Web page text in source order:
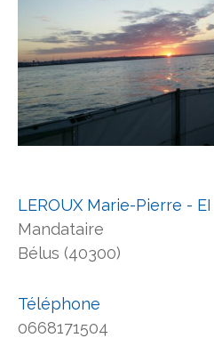
LEROUX Marie-Pierre - EI
Mandataire
Bélus (40300)
Téléphone
0668171504